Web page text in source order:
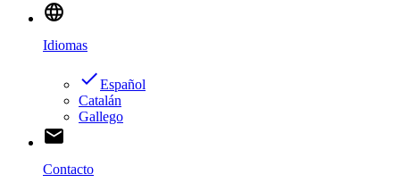
language
Idiomas
doneEspañol
Catalán
Gallego
email
Contacto